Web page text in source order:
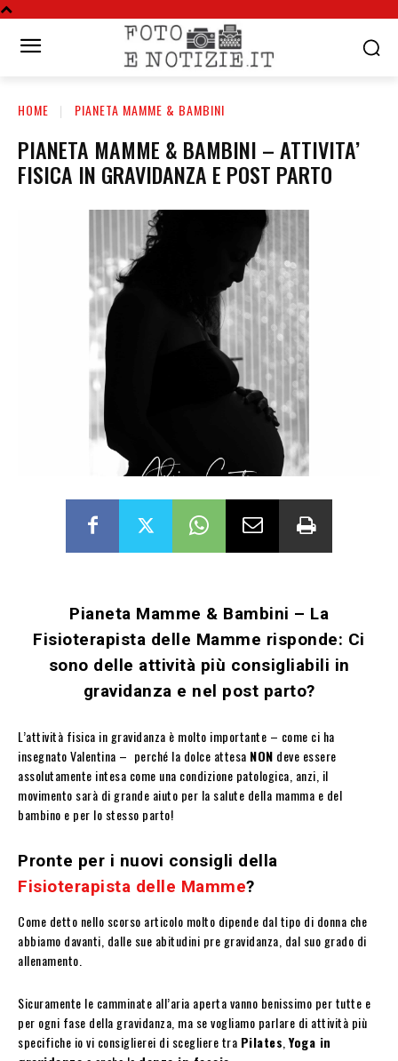
HOME PIANETA MAMME & BAMBINI
PIANETA MAMME & BAMBINI – ATTIVITA’
FISICA IN GRAVIDANZA E POST PARTO
Pianeta Mamme & Bambini – La
Fisioterapista delle Mamme risponde: Ci
sono delle attività più consigliabili in
gravidanza e nel post parto?
L’attività fisica in gravidanza è molto importante – come ci ha
insegnato Valentina – perché la dolce attesa NON deve essere
assolutamente intesa come una condizione patologica, anzi, il
movimento sarà di grande aiuto per la salute della mamma e del
bambino e per lo stesso parto!
Pronte per i nuovi consigli della
Fisioterapista delle Mamme?
Come detto nello scorso articolo molto dipende dal tipo di donna che
abbiamo davanti, dalle sue abitudini pre gravidanza, dal suo grado di
allenamento.
Sicuramente le camminate all’aria aperta vanno benissimo per tutte e
per ogni fase della gravidanza, ma se vogliamo parlare di attività più
specifiche io vi consiglierei di scegliere tra Pilates Yoga in